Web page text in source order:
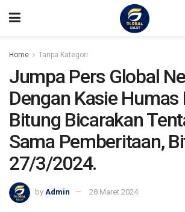
Home Tanpa Kategori
Jumpa Pers Global
Dengan Kasie Humas
Bitung Bicarakan
Sama Pemberitaan,
27/3/2024.
by Admin 28 Maret 2024